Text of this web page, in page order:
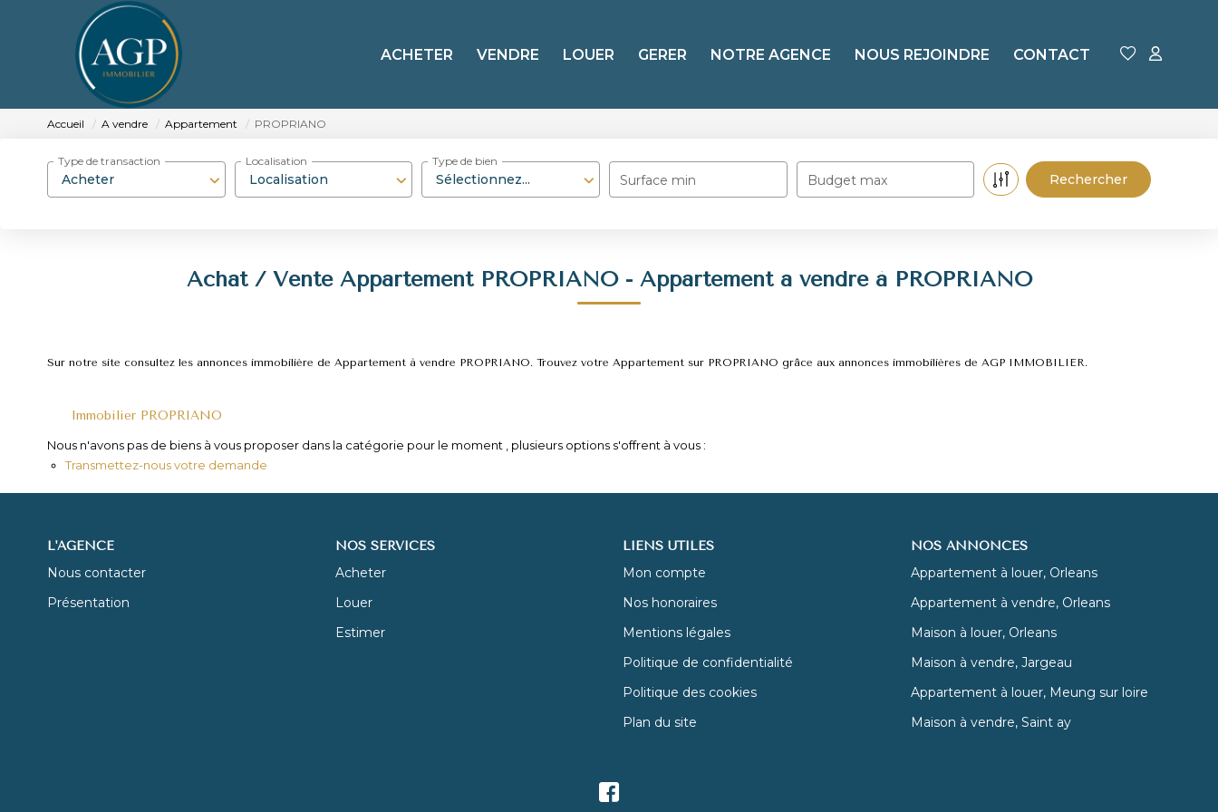
ACHETER VENDRE LOUER GERER NOTRE AGENCE NOUS REJOINDRE CONTACT
Accueil A vendre Appartement PROPRIANO
Acheter
Type de transaction
Localisation
Localisation
Sélectionnez...
Type de bien
Surface min Budget max
Achat / Vente Appartement PROPRIANO - Appartement a vendre à PROPRIANO
Sur notre site consultez les annonces immobilière de Appartement à vendre PROPRIANO. Trouvez votre Appartement sur PROPRIANO grâce aux annonces immobilières de AGP IMMOBILIER.
Immobilier PROPRIANO
Nous n'avons pas de biens à vous proposer dans la catégorie pour le moment , plusieurs options s'offrent à vous :
Transmettez-nous votre demande
L'AGENCE
Nous contacter
Présentation
NOS SERVICES
Acheter
Louer
Estimer
LIENS UTILES
Mon compte
Nos honoraires
Mentions légales
Politique de confidentialité
Politique des cookies
Plan du site
NOS ANNONCES
Appartement à louer, Orleans
Appartement à vendre, Orleans
Maison à louer, Orleans
Maison à vendre, Jargeau
Appartement à louer, Meung sur loire
Maison à vendre, Saint ay